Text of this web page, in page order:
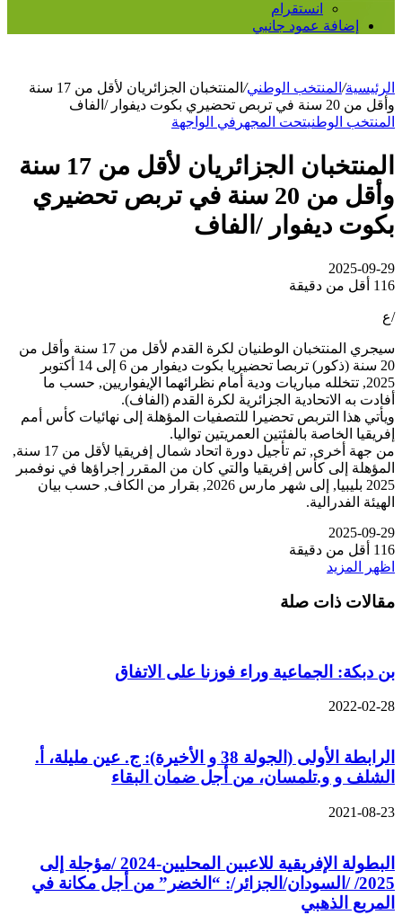
انستقرام
إضافة عمود جانبي
الرئيسية/ المنتخب الوطني/
المنتخبان الجزائريان لأقل من 17 سنة
وأقل من 20 سنة في تربص تحضيري بكوت ديفوار /الفاف
المنتخب الوطنيتحت المجهر في الواجهة
المنتخبان الجزائريان لأقل من 17 سنة
وأقل من 20 سنة في تربص تحضيري
بكوت ديفوار /الفاف
2025-09-29
116 أقل من دقيقة
/ع
سيجري المنتخبان الوطنيان لكرة القدم لأقل من 17 سنة وأقل من
20 سنة (ذكور) تربصا تحضيريا بكوت ديفوار من 6 إلى 14 أكتوبر
2025, تتخلله مباريات ودية أمام نظرائهما الإيفواريين, حسب ما
أفادت به الاتحادية الجزائرية لكرة القدم (الفاف).
ويأتي هذا التربص تحضيرا للتصفيات المؤهلة إلى نهائيات كأس أمم
إفريقيا الخاصة بالفئتين العمريتين تواليا.
من جهة أخرى, تم تأجيل دورة اتحاد شمال إفريقيا لأقل من 17 سنة,
المؤهلة إلى كأس إفريقيا والتي كان من المقرر إجراؤها في نوفمبر
2025 بليبيا, إلى شهر مارس 2026, بقرار من الكاف, حسب بيان
الهيئة الفدرالية.
2025-09-29
116 أقل من دقيقة
اظهر المزيد
مقالات ذات صلة
بن دبكة: الجماعية وراء فوزنا على الاتفاق
2022-02-28
الرابطة الأولى (الجولة 38 و الأخيرة): ج. عين مليلة، أ.
الشلف و و.تلمسان، من أجل ضمان البقاء
2021-08-23
البطولة الإفريقية للاعبين المحليين-2024 /مؤجلة إلى
2025/ /السودان/الجزائر/: “الخضر” من أجل مكانة في
المربع الذهبي